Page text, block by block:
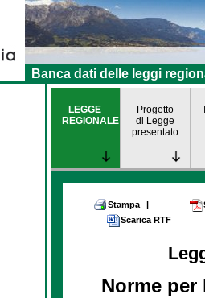
Banca dati delle leggi
LEGGE
REGIONALE
Progetto
di Legge
presentato
Stampa |
Scarica RTF
Norme